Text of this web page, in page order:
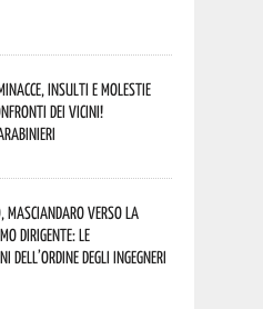
insulti e molestie
dei vicini!
Masciandaro verso la
Dirigente: le
dell’Ordine degli Ingegneri